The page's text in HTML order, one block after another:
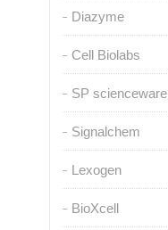
Diazyme
Cell Biolabs
SP scienceware
Signalchem
Lexogen
BioXcell